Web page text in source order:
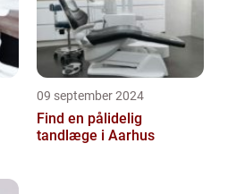
09 september 2024
Find en pålidelig
tandlæge i Aarhus